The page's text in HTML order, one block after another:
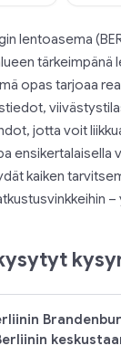
lentoasema
tärkeimpänä
opas tarjoaa
jotta voit
ensikertalaisella
kaiken
–